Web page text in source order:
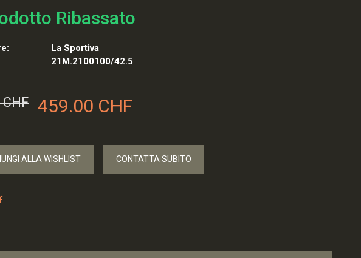
Ribassato
La Sportiva
21M.2100100/42.5
459.00 CHF
ALLA WISHLIST CONTATTA SUBITO